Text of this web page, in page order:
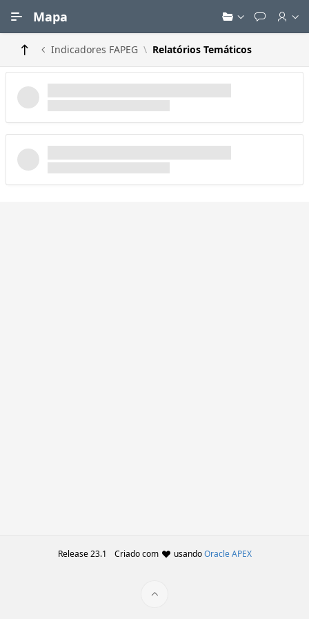
Mapa
Indicadores FAPEG Relatórios Temáticos
Release 23.1 Criado com usandoOracle APEX